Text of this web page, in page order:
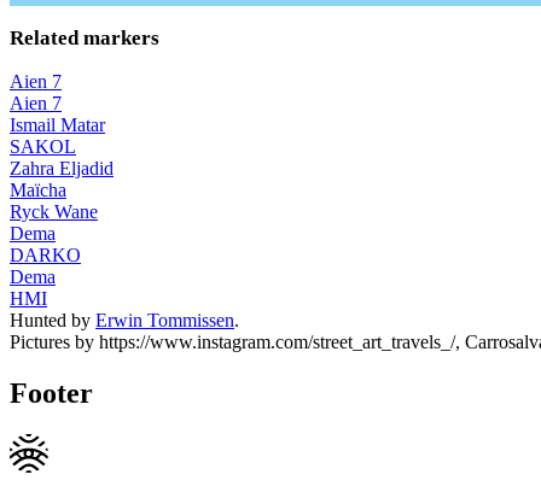
Related markers
Aien 7
Aien 7
Ismail Matar
SAKOL
Zahra Eljadid
Maïcha
Ryck Wane
Dema
DARKO
Dema
HMI
Hunted by Erwin Tommissen.
Pictures by https://www.instagram.com/street_art_travels_/,
Footer